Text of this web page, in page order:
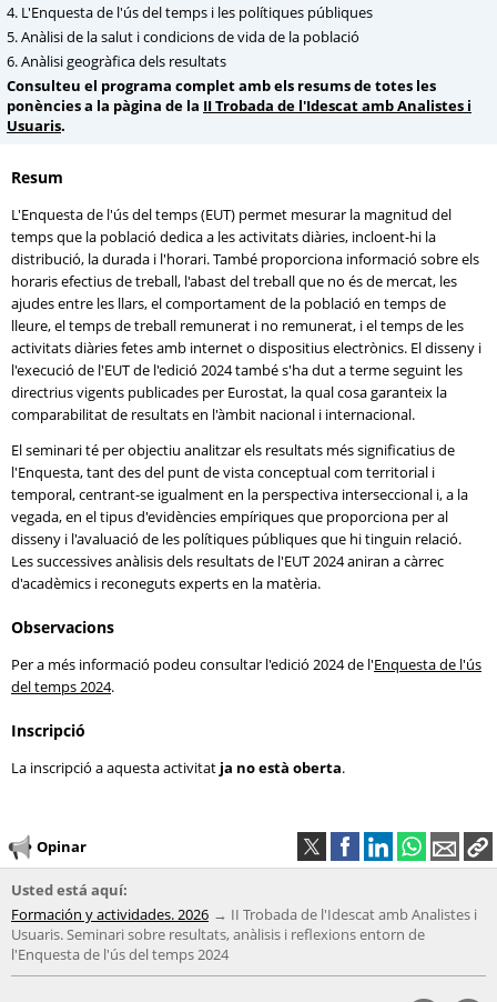
4. L'Enquesta de l'ús del temps i les polítiques públiques
5. Anàlisi de la salut i condicions de vida de la població
6. Anàlisi geogràfica dels resultats
Consulteu el programa complet amb els resums de totes les
ponències a la pàgina de la II Trobada de l'Idescat amb Analistes i
Usuaris.
Resum
L'Enquesta de l'ús del temps (EUT) permet mesurar la magnitud del
temps que la població dedica a les activitats diàries, incloent-hi la
distribució, la durada i l'horari. També proporciona informació sobre els
horaris efectius de treball, l'abast del treball que no és de mercat, les
ajudes entre les llars, el comportament de la població en temps de
lleure, el temps de treball remunerat i no remunerat, i el temps de les
activitats diàries fetes amb internet o dispositius electrònics. El disseny i
l'execució de l'EUT de l'edició 2024 també s'ha dut a terme seguint les
directrius vigents publicades per Eurostat, la qual cosa garanteix la
comparabilitat de resultats en l'àmbit nacional i internacional.
El seminari té per objectiu analitzar els resultats més significatius de
l'Enquesta, tant des del punt de vista conceptual com territorial i
temporal, centrant-se igualment en la perspectiva interseccional i, a la
vegada, en el tipus d'evidències empíriques que proporciona per al
disseny i l'avaluació de les polítiques públiques que hi tinguin relació.
Les successives anàlisis dels resultats de l'EUT 2024 aniran a càrrec
d'acadèmics i reconeguts experts en la matèria.
Observacions
Per a més informació podeu consultar l'edició 2024 de l'Enquesta de l'ús
del temps 2024.
Inscripció
La inscripció a aquesta activitat ja no està oberta.
Opinar
Usted está aquí:
Formación y actividades. 2026
II Trobada de l'Idescat amb Analistes i
Usuaris. Seminari sobre resultats, anàlisis i reflexions entorn de
l'Enquesta de l'ús del temps 2024